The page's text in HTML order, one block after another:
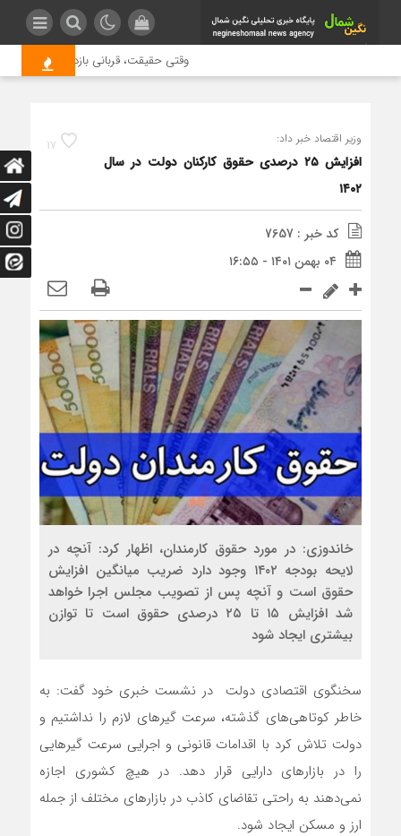
وقتی حقیقت، قربانی بازدید بیشتر
17 وزیر اقتصاد خبر داد:
افزایش ۲۵ درصدی حقوق کارکنان دولت در سال
۱۴۰۲
کد خبر : 7657
۰۴ بهمن ۱۴۰۱ - ۱۶:۵۵
خاندوزی: در مورد حقوق کارمندان، اظهار کرد: آنچه در
لایحه بودجه ۱۴۰۲ وجود دارد ضریب میانگین افزایش
حقوق است و آنچه پس از تصویب مجلس اجرا خواهد
شد افزایش ۱۵ تا ۲۵ درصدی حقوق است تا توازن
بیشتری ایجاد شود
سخنگوی اقتصادی دولت در نشست خبری خود گفت: به
خاطر کوتاهی‌های گذشته، سرعت گیرهای لازم را نداشتیم و
دولت تلاش کرد با اقدامات قانونی و اجرایی سرعت گیرهایی
را در بازارهای دارایی قرار دهد. در هیچ کشوری اجازه
نمی‌دهند به راحتی تقاضای کاذب در بازارهای مختلف از جمله
ارز و مسکن ایجاد شود.